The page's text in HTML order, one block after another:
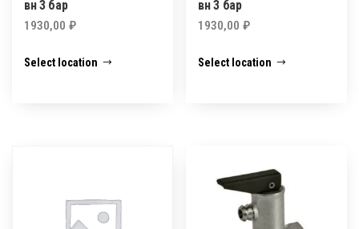
вн 3 бар
1930,00 ₽
Select location
вн 3 бар
1930,00₽
Select location